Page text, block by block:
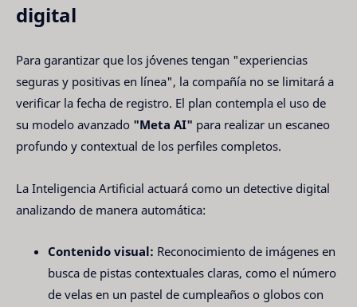
digital
Para garantizar que los jóvenes tengan "experiencias
seguras y positivas en línea", la compañía no se limitará a
verificar la fecha de registro. El plan contempla el uso de
su modelo avanzado "Meta AI" para realizar un escaneo
profundo y contextual de los perfiles completos.
La Inteligencia Artificial actuará como un detective digital
analizando de manera automática:
Contenido visual: Reconocimiento de imágenes en
busca de pistas contextuales claras, como el número
de velas en un pastel de cumpleaños o globos con